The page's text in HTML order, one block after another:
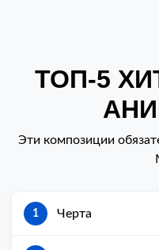
ТОП-5
Эти композиции
1 Черта